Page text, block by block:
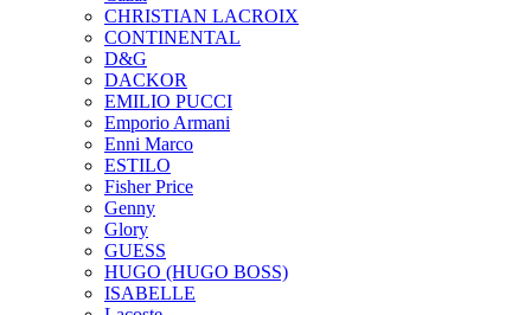
CHRISTIAN LACROIX
CONTINENTAL
D&G
DACKOR
EMILIO PUCCI
Emporio Armani
Enni Marco
ESTILO
Fisher Price
Genny
Glory
GUESS
HUGO (HUGO BOSS)
ISABELLE